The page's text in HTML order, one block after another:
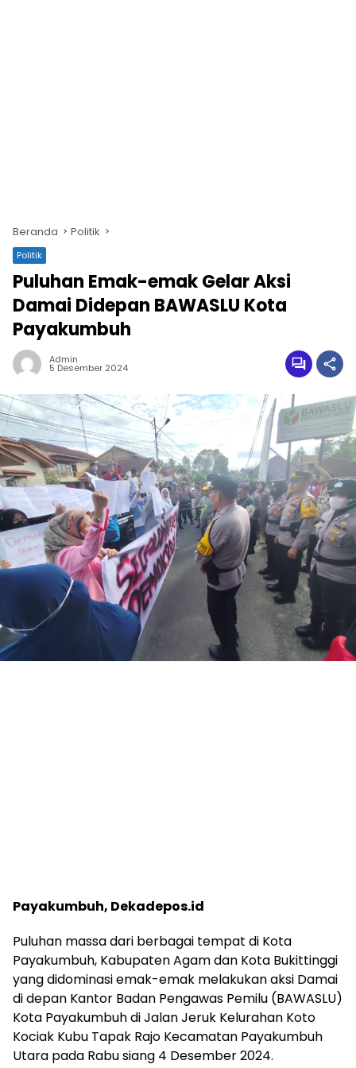
Beranda Politik
Politik
Puluhan Emak-emak Gelar Aksi
Damai Didepan BAWASLU Kota
Payakumbuh
Admin
5 Desember 2024
Payakumbuh, Dekadepos.id
Puluhan massa dari berbagai tempat di Kota
Payakumbuh, Kabupaten Agam dan Kota Bukittinggi
yang didominasi emak-emak melakukan aksi Damai
di depan Kantor Badan Pengawas Pemilu (BAWASLU)
Kota Payakumbuh di Jalan Jeruk Kelurahan Koto
Kociak Kubu Tapak Rajo Kecamatan Payakumbuh
Utara pada Rabu siang 4 Desember 2024.